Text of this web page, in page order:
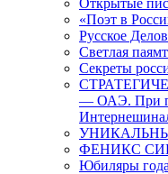
«Поэт в
Русское
Светлая
Секреты
— ОАЭ. При
ФЕНИКС
Юбиляры года